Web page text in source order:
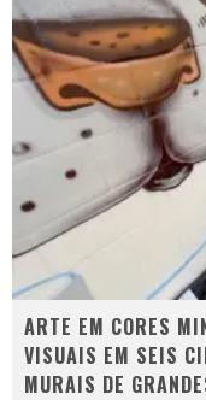
ARTE EM CORES
VISUAIS EM SEIS
MURAIS DE